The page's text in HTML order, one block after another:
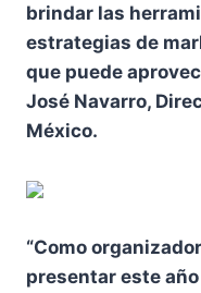
brindar las
estrategias de
que puede
José Navarro,
México.
“Como
presentar este